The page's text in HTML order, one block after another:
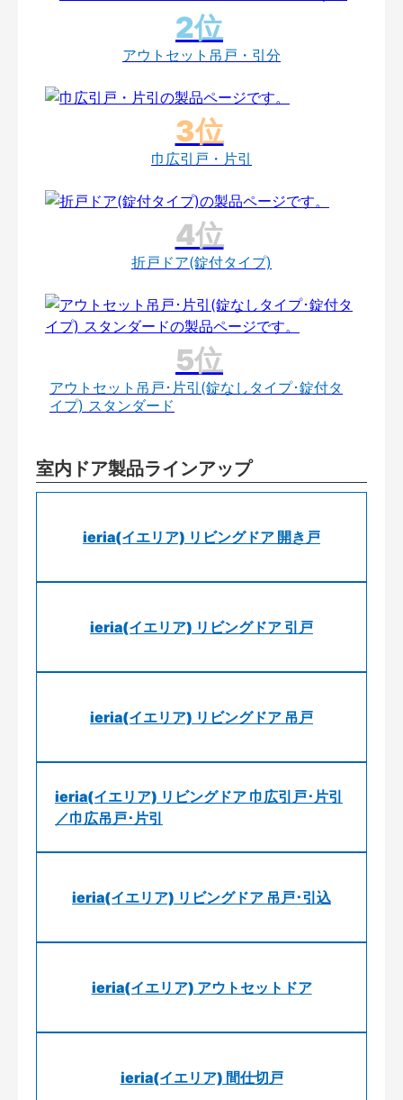
アウトセット吊戸・引分
巾広引戸・片引
折戸ドア(錠付タイプ)
アウトセット吊戸･片引(錠なしタイプ･錠付タ
イプ) スタンダード
室内ドア製品ラインアップ
ieria(イエリア) リビングドア 開き戸
ieria(イエリア) リビングドア 引戸
ieria(イエリア) リビングドア 吊戸
ieria(イエリア) リビングドア 巾広引戸･片引
／巾広吊戸･片引
ieria(イエリア) リビングドア 吊戸･引込
ieria(イエリア) アウトセットドア
ieria(イエリア) 間仕切戸